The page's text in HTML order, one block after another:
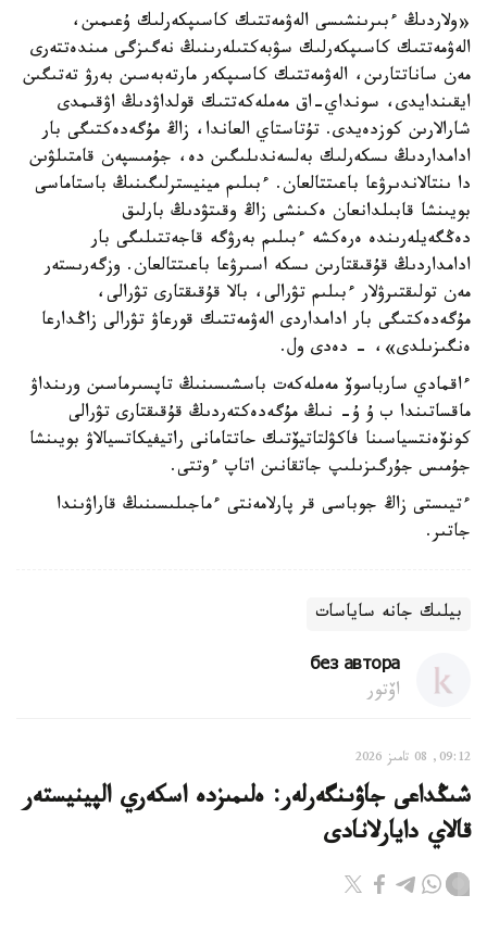
«ولاردىڭ ءبىرىنشىسى الەۋمەتتىك كاسىپكەرلىك ۇعىمىن،
الەۋمەتتىك كاسىپكەرلىك سۋبەكتىلەرىنىڭ نەگىزگى مىندەتتەرى
مەن ساناتتارىن، الەۋمەتتىك كاسىپكەر مارتەبەسىن بەرۋ تەتىگىن
ايقىندايدى، سونداي-اق مەملەكەتتىك قولداۋدىڭ اۋقىمدى
شارالارىن كوزدەيدى. تۇتاستاي العاندا، زاڭ مۇگەدەكتىگى بار
ادامداردىڭ ىسكەرلىك بەلسەندىلىگىن دە، جۇمىسپەن قامتىلۋىن
دا ىنتالاندىرۋعا باعىتتالعان. ءبىلىم مينيسترلىگىنىڭ باستاماسى
بويىنشا قابىلدانعان ەكىنشى زاڭ وقىتۋدىڭ بارلىق
دەڭگەيلەرىندە ەرەكشە ءبىلىم بەرۋگە قاجەتتىلىگى بار
ادامداردىڭ قۇقىقتارىن ىسكە اسىرۋعا باعىتتالعان. وزگەرىستەر
مەن تولىقتىرۋلار ءبىلىم تۋرالى، بالا قۇقىقتارى تۋرالى،
مۇگەدەكتىگى بار ادامداردى الەۋمەتتىك قورعاۋ تۋرالى زاڭدارعا
ەنگىزىلدى»، - دەدى ول.
ءاقمادي سارباسوۆ مەملەكەت باسشىسىنىڭ تاپسىرماسىن ورىنداۋ
ماقساتىندا ب ۇ ۇ- نىڭ مۇگەدەكتەردىڭ قۇقىقتارى تۋرالى
كونۆەنتسياسىنا فاكۋلتاتيۆتىك حاتتامانى راتيفيكاتسيالاۋ بويىنشا
جۇمىس جۇرگىزىلىپ جاتقانىن اتاپ ءوتتى.
ءتيىستى زاڭ جوباسى قر پارلامەنتى ءماجىلىسىنىڭ قاراۋىندا
جاتىر.
بيلىك جانە ساياسات
без автора
اۆتور
09:12, 08 تامىز 2026
شىڭداعى جاۋىنگەرلەر: ەلىمىزدە اسكەري الپينيستەر
قالاي دايارلانادى